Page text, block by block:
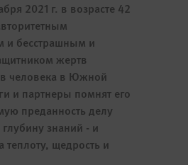
2021 г. в возрасте 42
и бесстрашным и
жертв
человека в Южной
и партнеры помнят его
преданность делу
знаний - и
теплоту, щедрость и